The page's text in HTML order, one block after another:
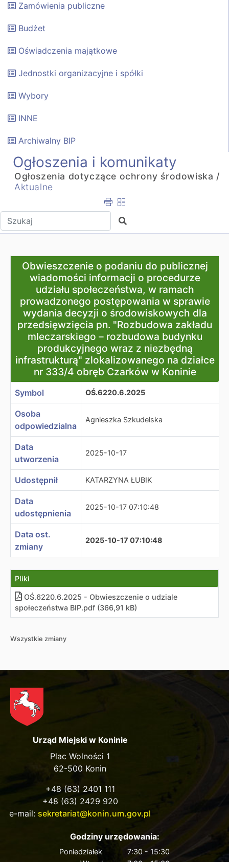
Zamówienia publiczne
Budżet
Oświadczenia majątkowe
Jednostki organizacyjne i spółki
Wybory
INNE
Archiwalny BIP
Ogłoszenia i komunikaty
Ogłoszenia dotyczące ochrony środowiska /
Aktualne
Wpisz tekst do wyszukania Szukaj
Obwieszczenie o podaniu do publicznej wiadomości
Obwieszczenie o podaniu do publicznej
wiadomości informacji o procedurze
udziału społeczeństwa, w ramach
prowadzonego postępowania w sprawie
wydania decyzji o środowiskowych dla
przedsięwzięcia pn. "Rozbudowa zakładu
mleczarskiego – rozbudowa budynku
produkcyjnego wraz z niezbędną
infrastrukturą" zlokalizowanego na działce
nr 333/4 obręb Czarków w Koninie
Symbol OŚ.6220.6.2025
Osoba
odpowiedzialna
Agnieszka Szkudelska
Data
utworzenia
2025-10-17
Udostępnił KATARZYNA ŁUBIK
Data
udostępnienia
2025-10-17 07:10:48
Data ost.
zmiany
2025-10-17 07:10:48
Pliki
OŚ.6220.6.2025 - Obwieszczenie o udziale
społeczeństwa BIP.pdf (366,91 kB)
Wszystkie zmiany
Urząd Miejski w Koninie
Plac Wolności 1
62-500 Konin
+48 (63) 2401 111
+48 (63) 2429 920
e-mail: sekretariat@konin.um.gov.pl
Godziny urzędowania:
Poniedziałek
7:30 - 15:30